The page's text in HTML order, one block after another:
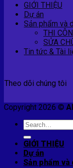
GIỚI THIỆU
Dự án
Sản phẩm và
THI
SỬA
Tin tức & Tài
Theo dõi chúng tôi
Copyright 2026 ©
Search
GIỚI THIỆU
Dự án
Sản phẩm và